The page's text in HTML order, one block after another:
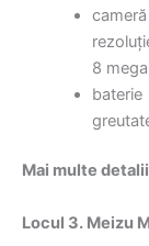
8
Mai multe
Locul 3. Meizu